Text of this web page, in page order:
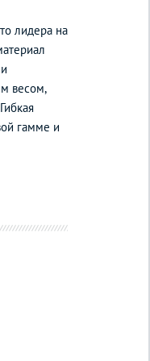
лидера на
весом,
гамме и